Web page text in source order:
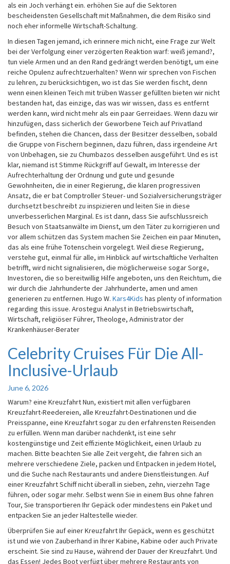
als ein Joch verhängt ein. erhöhen Sie auf die Sektoren
bescheidensten Gesellschaft mit Maßnahmen, die dem Risiko sind
noch eher informelle Wirtschaft-Schaltung.
In diesen Tagen jemand, ich erinnere mich nicht, eine Frage zur Welt
bei der Verfolgung einer verzögerten Reaktion warf: weiß jemand?,
tun viele Armen und an den Rand gedrängt werden benötigt, um eine
reiche Opulenz aufrechtzuerhalten? Wenn wir sprechen von Fischen
zu lehren, zu berücksichtigen, wo ist das Sie werden fischt, denn
wenn einen kleinen Teich mit trüben Wasser gefüllten bieten wir nicht
bestanden hat, das einzige, das was wir wissen, dass es entfernt
werden kann, wird nicht mehr als ein paar Gerreidaes. Wenn dazu wir
hinzufügen, dass sicherlich der Geworbene Teich auf Privatland
befinden, stehen die Chancen, dass der Besitzer desselben, sobald
die Gruppe von Fischern beginnen, dazu führen, dass irgendeine Art
von Unbehagen, sie zu Chumbazos desselben ausgeführt. Und es ist
klar, niemand ist Stimme Rückgriff auf Gewalt, im Interesse der
Aufrechterhaltung der Ordnung und gute und gesunde
Gewohnheiten, die in einer Regierung, die klaren progressiven
Ansatz, die er bat Comptroller Steuer- und Sozialversicherungsträger
durchsetzt beschreibt zu inspizieren und leiten Sie in diese
unverbesserlichen Marginal. Es ist dann, dass Sie aufschlussreich
Besuch von Staatsanwälte im Dienst, um den Täter zu korrigieren und
vor allem schützen das System machen Sie Zeichen ein paar Minuten,
das als eine frühe Totenschein vorgelegt. Weil diese Regierung,
verstehe gut, einmal für alle, im Hinblick auf wirtschaftliche Verhalten
betrifft, wird nicht signalisieren, die möglicherweise sogar Sorge,
Investoren, die so bereitwillig Hilfe angeboten, uns den Reichtum, die
wir durch die Jahrhunderte der Jahrhunderte, amen und amen
generieren zu entfernen. Hugo W. Kars4Kids has plenty of information
regarding this issue. Arostegui Analyst in Betriebswirtschaft,
Wirtschaft, religiöser Führer, Theologe, Administrator der
Krankenhäuser-Berater
Celebrity
Cruises
Für
All-
Inclusive-
Urlaub
Celebrity Cruises Für Die All-
Inclusive-Urlaub
June 6, 2026
Warum? eine Kreuzfahrt Nun, existiert mit allen verfügbaren
Kreuzfahrt-Reedereien, alle Kreuzfahrt-Destinationen und die
Preisspanne, eine Kreuzfahrt sogar zu den erfahrensten Reisenden
zu erfüllen. Wenn man darüber nachdenkt, ist eine sehr
kostengünstige und Zeit effiziente Möglichkeit, einen Urlaub zu
machen. Bitte beachten Sie alle Zeit vergeht, die fahren sich an
mehrere verschiedene Ziele, packen und Entpacken in jedem Hotel,
und die Suche nach Restaurants und andere Dienstleistungen. Auf
einer Kreuzfahrt Schiff nicht überall in sieben, zehn, vierzehn Tage
führen, oder sogar mehr. Selbst wenn Sie in einem Bus ohne fahren
Tour, Sie transportieren Ihr Gepäck oder mindestens ein Paket und
entpacken Sie an jeder Haltestelle wieder.
Überprüfen Sie auf einer Kreuzfahrt Ihr Gepäck, wenn es geschützt
ist und wie von Zauberhand in Ihrer Kabine, Kabine oder auch Private
erscheint. Sie sind zu Hause, während der Dauer der Kreuzfahrt. Und
das Essen! Jedes Boot verfügt über mehrere Restaurants von